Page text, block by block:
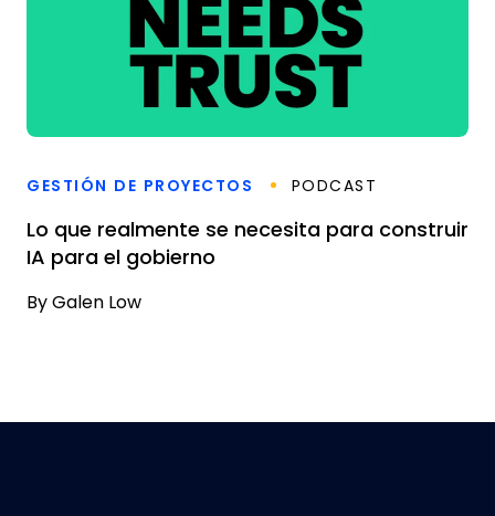
GESTIÓN DE PROYECTOS PODCAST
Lo que realmente se necesita para construir
IA para el gobierno
By Galen Low